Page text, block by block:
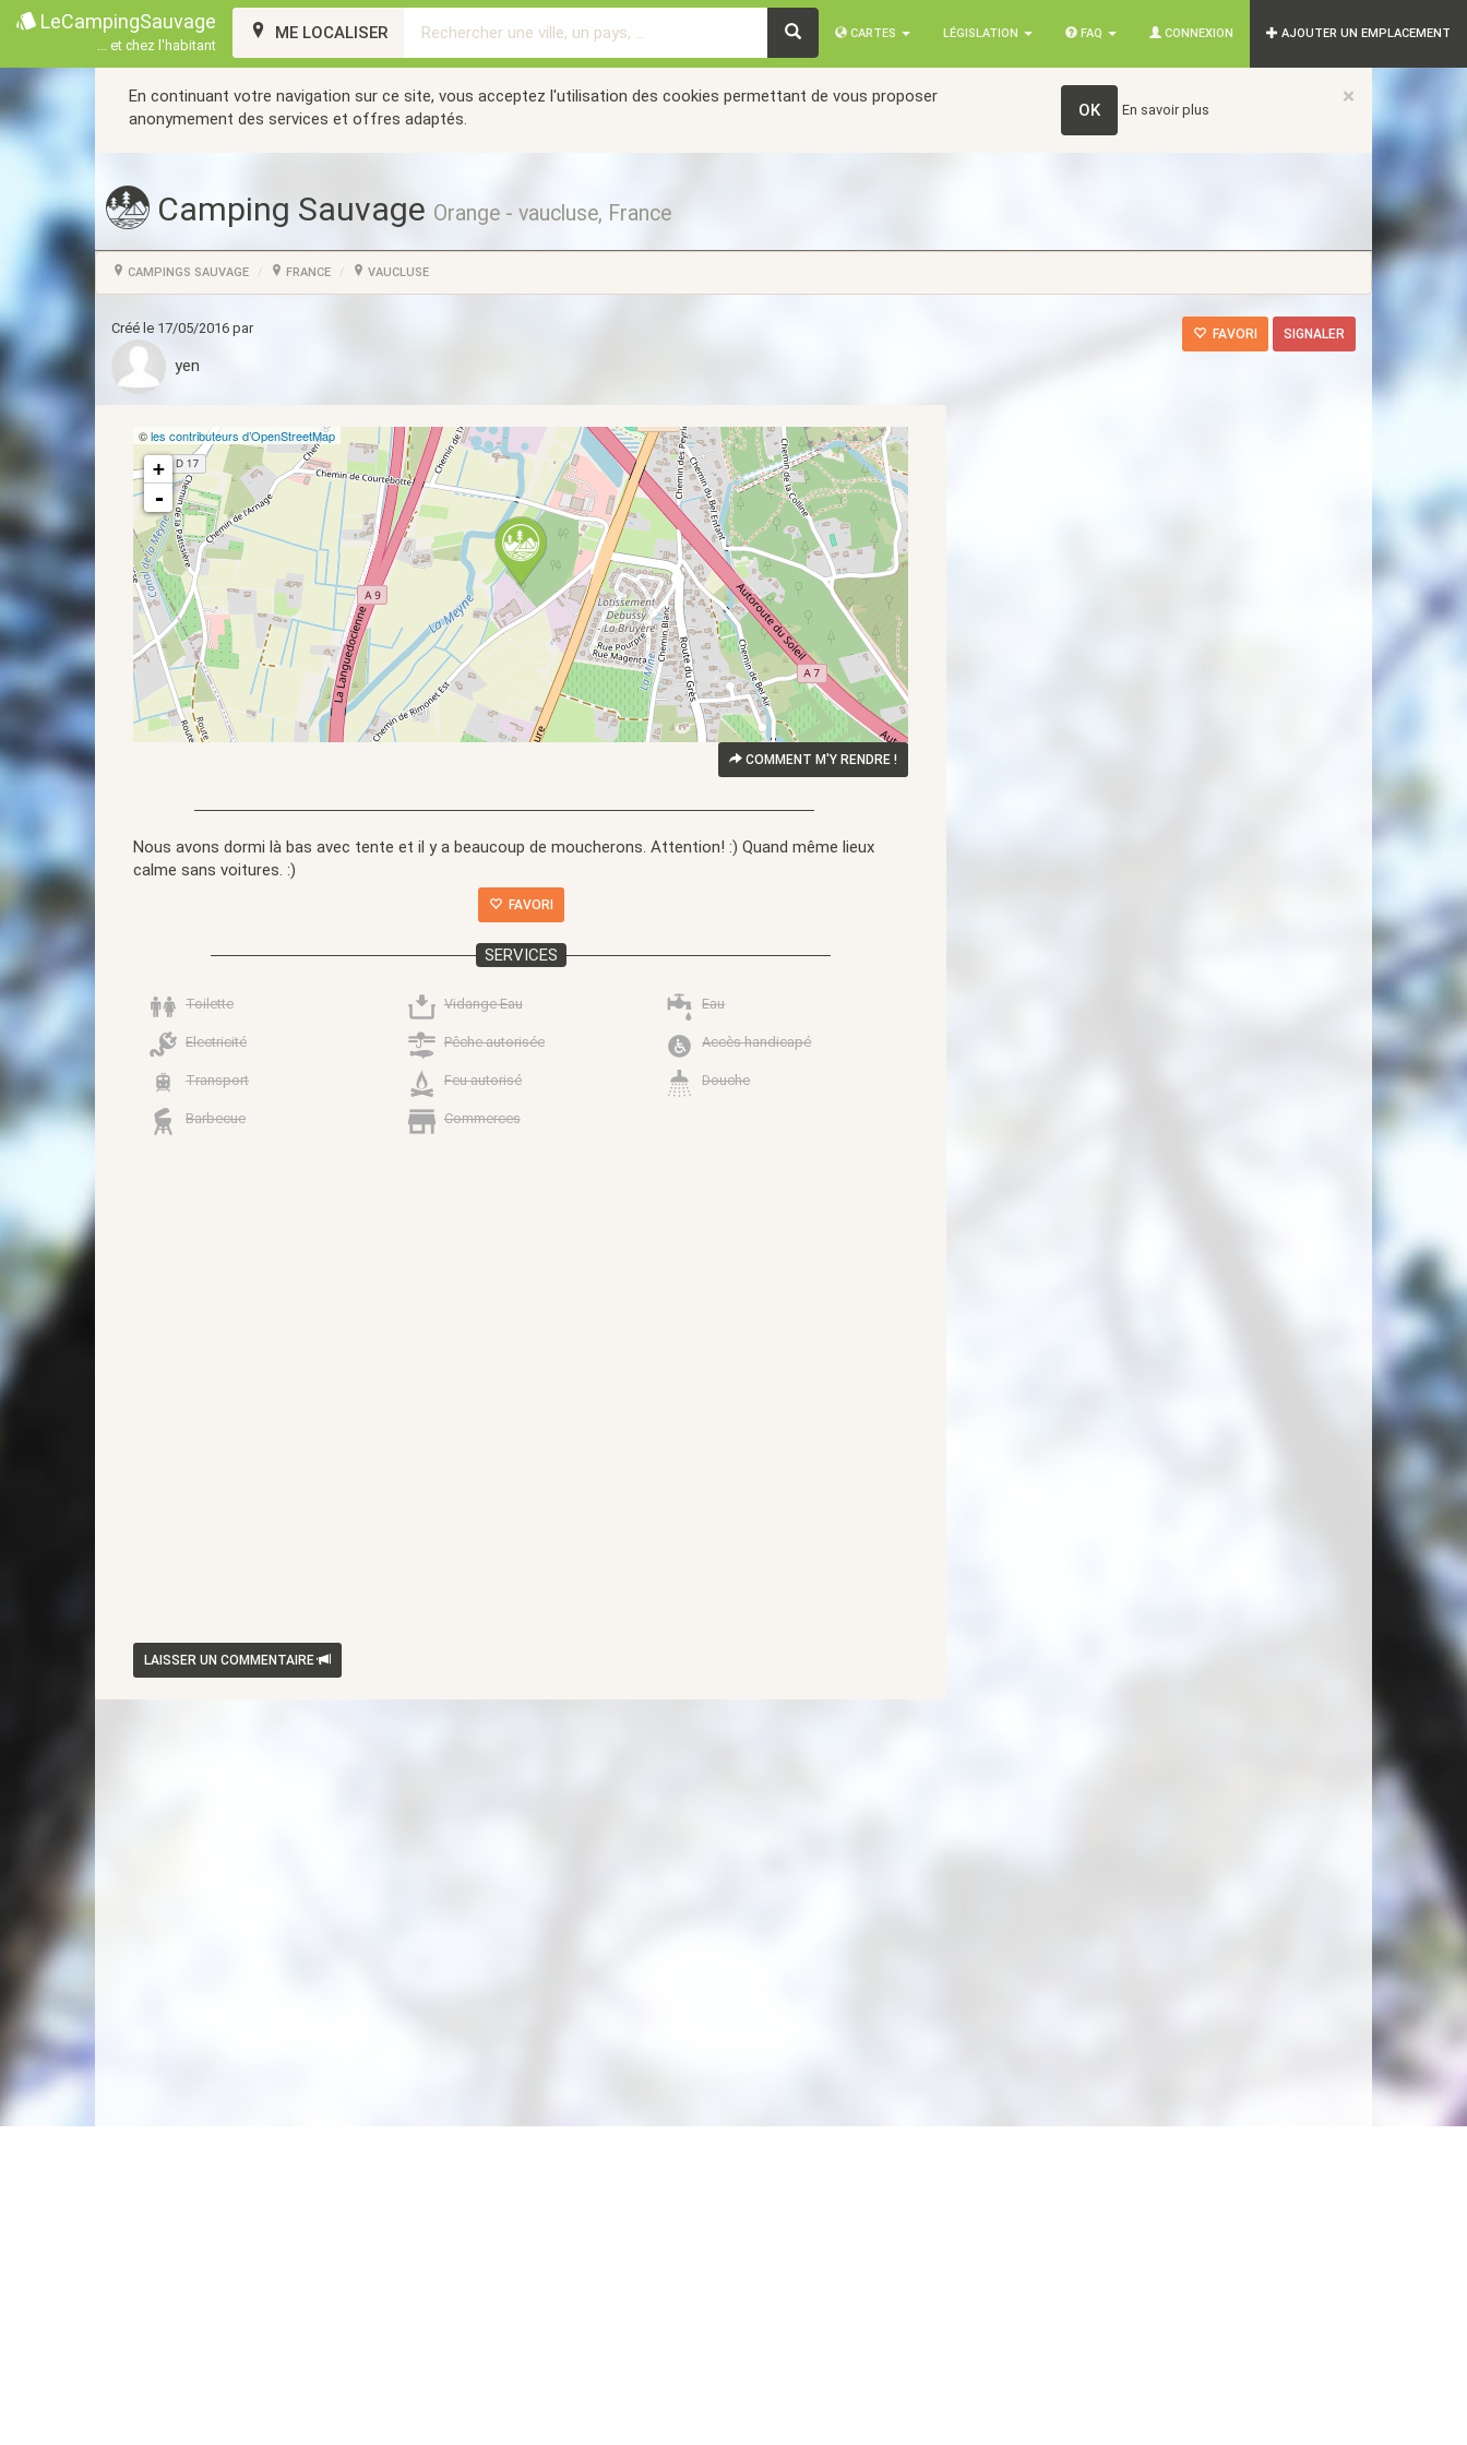
LeCampingSauvage
... et chez l'habitant
CARTES LÉGISLATION FAQ CONNEXION AJOUTER UN EMPLACEMENT
ME LOCALISER
×
En continuant votre navigation sur ce site, vous acceptez l'utilisation des cookies permettant de vous proposer
anonymement des services et offres adaptés.
OK En savoir plus
Camping Sauvage Orange - vaucluse, France
CAMPINGS SAUVAGE FRANCE VAUCLUSE
Créé le 17/05/2016 par
yen
FAVORI SIGNALER
©les contributeurs d’OpenStreetMap
+
-
COMMENT M'Y RENDRE !
Nous avons dormi là bas avec tente et il y a beaucoup de moucherons. Attention! :) Quand même lieux
calme sans voitures. :)
FAVORI
SERVICES
Toilette Vidange Eau Eau
Electricité Pêche autorisée Accès handicapé
Transport Feu autorisé Douche
Barbecue Commerces
LAISSER UN COMMENTAIRE